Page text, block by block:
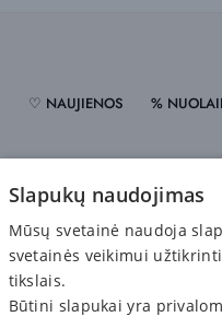
♡ NAUJIENOS %
Slapukų naudojimas
Mūsų svetainė naudoja
svetainės veikimui
tikslais.
Būtini slapukai yra